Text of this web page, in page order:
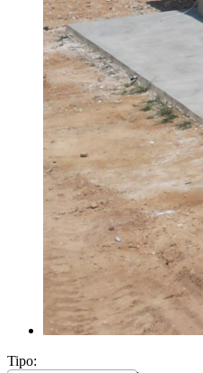
Tipo: